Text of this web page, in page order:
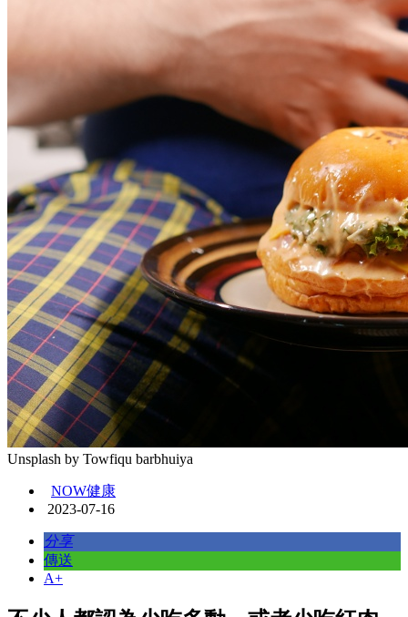
Unsplash by Towfiqu barbhuiya
NOW健康
2023-07-16
分享
傳送
A+